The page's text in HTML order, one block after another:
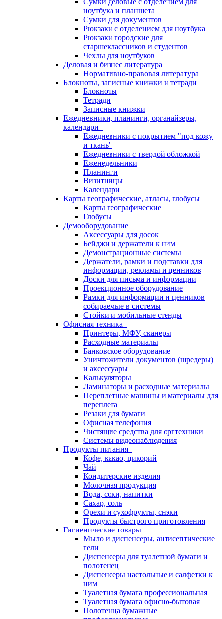
Сумки деловые с отделением для
ноутбука и планшета
Сумки для документов
Рюкзаки с отделением для ноутбука
Рюкзаки городские для
старшеклассников и студентов
Чехлы для ноутбуков
Деловая и бизнес литература
Нормативно-правовая литература
Блокноты, записные книжки и тетради
Блокноты
Тетради
Записные книжки
Ежедневники, планинги, органайзеры,
календари
Ежедневники с покрытием "под кожу
и ткань"
Ежедневники с твердой обложкой
Еженедельники
Планинги
Визитницы
Календари
Карты географические, атласы, глобусы
Карты географические
Глобусы
Демооборудование
Аксессуары для досок
Бейджи и держатели к ним
Демонстрационные системы
Держатели, рамки и подставки для
информации, рекламы и ценников
Доски для письма и информации
Проекционное оборудование
Рамки для информации и ценников
собираемые в системы
Стойки и мобильные стенды
Офисная техника
Принтеры, МФУ, сканеры
Расходные материалы
Банковское оборудование
Уничтожители документов (шредеры)
и аксессуары
Калькуляторы
Ламинаторы и расходные материалы
Переплетные машины и материалы для
переплета
Резаки для бумаги
Офисная телефония
Чистящие средства для оргтехники
Системы видеонаблюдения
Продукты питания
Кофе, какао, цикорий
Чай
Кондитерские изделия
Молочная продукция
Вода, соки, напитки
Сахар, соль
Орехи и сухофрукты, снэки
Продукты быстрого приготовления
Гигиенические товары
Мыло и диспенсеры, антисептические
гели
Диспенсеры для туалетной бумаги и
полотенец
Диспенсеры настольные и салфетки к
ним
Туалетная бумага профессиональная
Туалетная бумага офисно-бытовая
Полотенца бумажные